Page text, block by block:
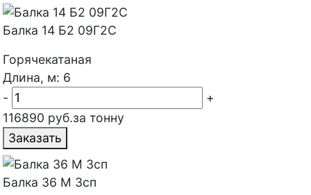
Балка 14 Б2 09Г2С
Горячекатаная
Длина, м: 6
-
+
116890 руб.за тонну
Заказать
Балка 36 М 3сп